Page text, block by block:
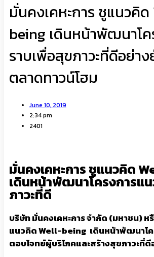
มั่นคงเคหะการ ชูแนวคิ
being เดินหน้าพัฒนาโค
ราบเพื่อสุขภาวะที่ดีอย่าง
ตลาดทาวน์โฮม
June 10, 2019
2:34 pm
2401
มั่นคงเคหะการ ชูแนวคิด
เดินหน้าพัฒนาโครงการแ
ภาวะที่ดี
บริษัท มั่นคงเคหะการ จำกัด (มหาชน) ห
แนวคิดWell-being เดินหน้าพัฒนาโ
ตอบโจทย์ผู้บริโภคและสร้างสุขภาวะที่